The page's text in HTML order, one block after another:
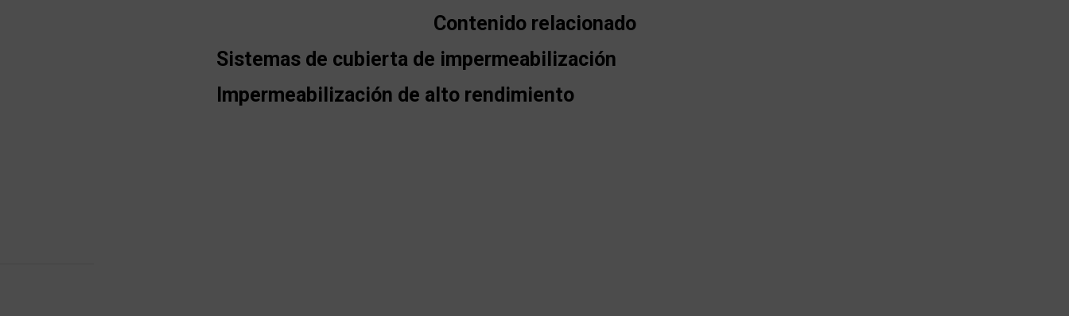
Contenido relacionado
Sistemas de cubierta de impermeabilización
Impermeabilización de alto rendimiento